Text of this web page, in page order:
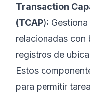
Transaction
(TCAP):
relacionadas con
registros de
Estos
para permitir